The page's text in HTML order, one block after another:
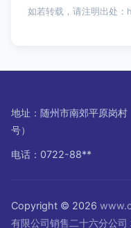
如若转载，请注明出处
地址：随州市南郊平原岗
号）
电话：0722-88**
Copyright © 2026
有限公司销售二十六分公司